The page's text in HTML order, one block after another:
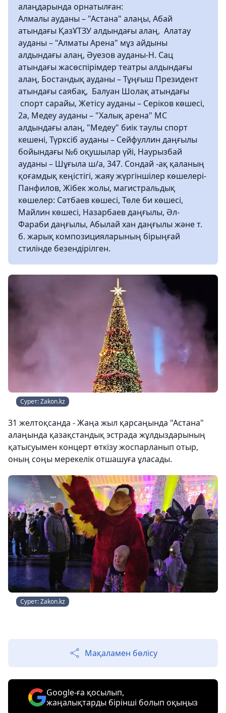
алаңдарында орнатылған:
Алмалы ауданы – "Астана" алаңы, Абай
атындағы ҚазҰТЗУ алдындағы алаң, Алатау
ауданы – "Алматы Арена" мұз айдыны
алдындағы алаң, Әуезов ауданы-Н. Сац
атындағы жасөспірімдер театры алдындағы
алаң, Бостандық ауданы – Тұңғыш Президент
атындағы саябақ, Балуан Шолақ атындағы
спорт сарайы, Жетісу ауданы – Серіков көшесі,
2а, Медеу ауданы – "Халық арена" МС
алдындағы алаң, "Медеу" биік таулы спорт
кешені, Түрксіб ауданы – Сейфуллин даңғылы
бойындағы №6 оқушылар үйі, Наурызбай
ауданы – Шұғыла ш/а, 347. Сондай -ақ қаланың
қоғамдық кеңістігі, жаяу жүргіншілер көшелері-
Панфилов, Жібек жолы, магистральдық
көшелер: Сәтбаев көшесі, Төле би көшесі,
Майлин көшесі, Назарбаев даңғылы, Әл-
Фараби даңғылы, Абылай хан даңғылы және т.
б. жарық композицияларының бірыңғай
стилінде безендірілген.
Сурет: Zakon.kz
31 желтоқсанда - Жаңа жыл қарсаңында "Астана"
алаңында қазақстандық эстрада жұлдыздарының
қатысуымен концерт өткізу жоспарланып отыр,
оның соңы мерекелік отшашуға ұласады.
Сурет: Zakon.kz
Мақаламен бөлісу
Google-ға қосылып,
жаңалықтарды бірінші болып оқыңыз